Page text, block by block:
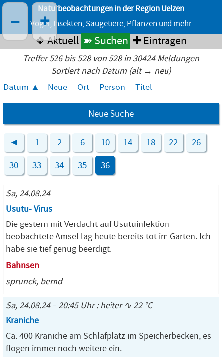
Naturbeobachtungen in der Region Uelzen
Vögel, Insekten, Säugetiere, Pflanzen und mehr
❖ Aktuell ➽ Suchen ✚ Eintragen
Treffer 526 bis 528 von 528 in 30424 Meldungen
Sortiert nach Datum (alt → neu)
Datum
Neue Ort Person Titel
Neue Suche
◄ 1 2 6 10 14 18 22 26
30 33 34 35 36
Sa, 24.08.24
Usutu- Virus
Die gestern mit Verdacht auf Usutuinfektion
beobachtete Amsel lag heute bereits tot im Garten. Ich
habe sie tief genug beerdigt.
Bahnsen
sprunck, bernd
Sa, 24.08.24 – 20:45 Uhr : heiter ∿ 22 °C
Kraniche
Ca. 400 Kraniche am Schlafplatz im Speicherbecken, es
flogen immer noch weitere ein.
– +